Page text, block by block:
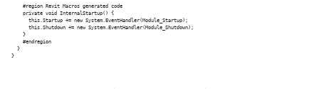
    #region Revit Macros generated code
    private void InternalStartup() {
      this.Startup += new System.EventHandler(Module_Startup);
      this.Shutdown += new System.EventHandler(Module_Shutdown);
    }
    #endregion
  }